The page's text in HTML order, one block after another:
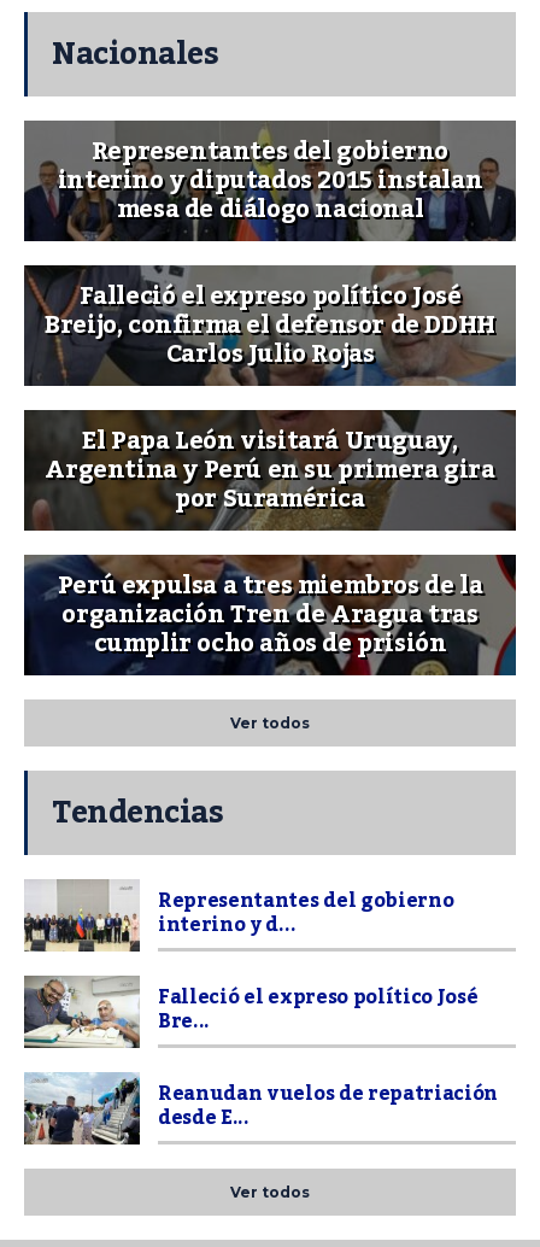
Nacionales
Representantes del gobierno
interino y diputados 2015 instalan
mesa de diálogo nacional
Falleció el expreso político José
Breijo, confirma el defensor de DDHH
Carlos Julio Rojas
El Papa León visitará Uruguay,
Argentina y Perú en su primera gira
por Suramérica
Perú expulsa a tres miembros de la
organización Tren de Aragua tras
cumplir ocho años de prisión
Ver todos
Tendencias
Representantes del gobierno
interino y d...
Falleció el expreso político José
Bre...
Reanudan vuelos de repatriación
desde E...
Ver todos